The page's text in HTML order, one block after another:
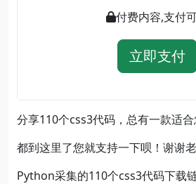
付费内容,支付
立即支付
分享110个css3代码，总有一款适合
都到这里了您就支持一下呗！谢谢
Python采集的110个css3代码下载